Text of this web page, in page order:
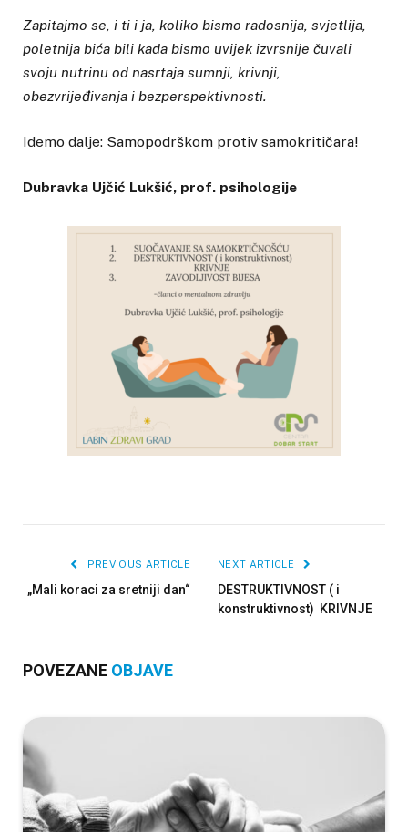
Zapitajmo se, i ti i ja, koliko bismo radosnija, svjetlija,
poletnija bića bili kada bismo uvijek izvrsnije čuvali
svoju nutrinu od nasrtaja sumnji, krivnji,
obezvrijeđivanja i bezperspektivnosti.
Idemo dalje: Samopodrškom protiv samokritičara!
Dubravka Ujčić Lukšić, prof. psihologije
PREVIOUS ARTICLE
„Mali koraci za sretniji dan“
NEXT ARTICLE
DESTRUKTIVNOST ( i
konstruktivnost) KRIVNJE
POVEZANE OBJAVE